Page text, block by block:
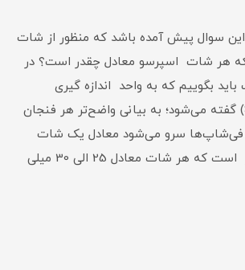
سوال پیش آمده باشد که منظور از شات
هر شات اسپرسو معادل چقدر است؟ در
بگوییم که به واحد اندازه گیری
اسپرسو شات (Shot) گفته می‌شود؛ به بیانی واضح‌تر هر فنجان
سرو می‌شود معادل یک شات
می‌باشد؛ لازم به ذکر است که هر شات معادل 25 الی 30 میلی